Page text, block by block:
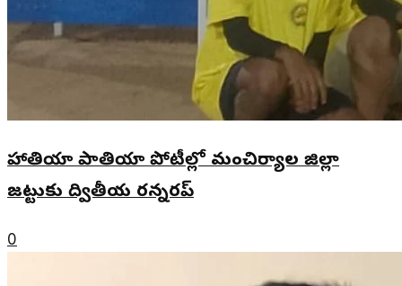
హాతియా పాతియా పోటీల్లో మంచిర్యాల జిల్లా
జట్టుకు ద్వితీయ రన్నరప్
0